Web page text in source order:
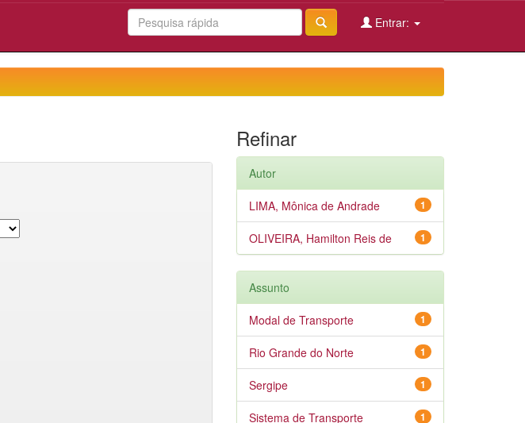
Entrar:
Refinar
Autor
1
LIMA, Mônica de Andrade
1
OLIVEIRA, Hamilton Reis de
Assunto
1
Modal de Transporte
1
Rio Grande do Norte
1
Sergipe
1
Sistema de Transporte